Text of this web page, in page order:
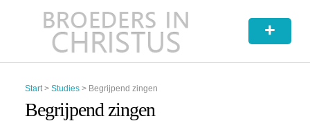
+
Start> Studies> Begrijpend zingen
Begrijpend zingen